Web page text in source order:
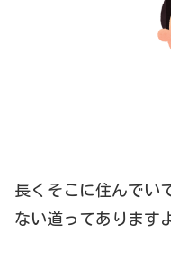
長くそこに住んでい
ない道ってあります